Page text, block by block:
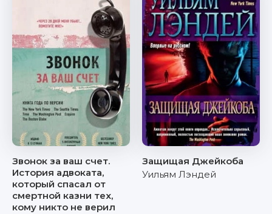
Звонок за ваш счет.
История адвоката,
который спасал от
смертной казни тех,
кому никто не верил
Защищая Джейкоба
Уильям Лэндей